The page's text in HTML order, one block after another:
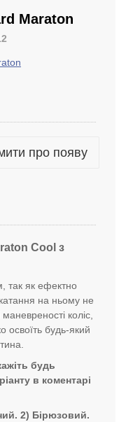
Maraton
про появу
Cool з
так як ефектно
на ньому не
коліс,
освоїть будь-який
будь
в коментарі
2) Бірюзовий.